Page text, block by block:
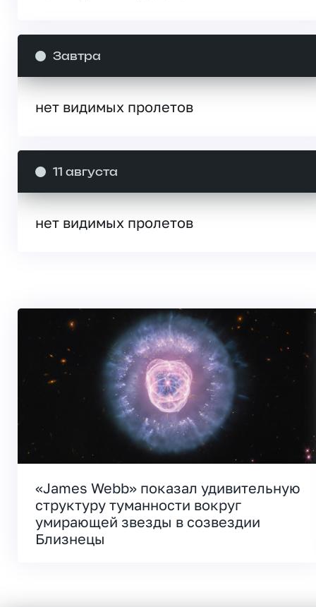
Завтра
нет видимых пролетов
11 августа
нет видимых пролетов
«James Webb» показал удивительную
структуру туманности вокруг
умирающей звезды в созвездии
Близнецы